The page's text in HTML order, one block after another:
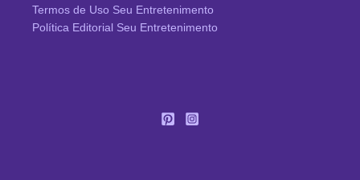
Termos de Uso Seu Entretenimento
Política Editorial Seu Entretenimento